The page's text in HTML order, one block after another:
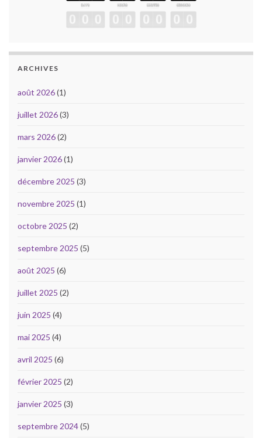
ARCHIVES
août 2026(1)
juillet 2026(3)
mars 2026(2)
janvier 2026(1)
décembre 2025 (3)
novembre 2025 (1)
octobre 2025 (2)
septembre 2025 (5)
août 2025 (6)
juillet 2025 (2)
juin 2025 (4)
mai 2025 (4)
avril 2025 (6)
février 2025 (2)
janvier 2025 (3)
septembre 2024(5)